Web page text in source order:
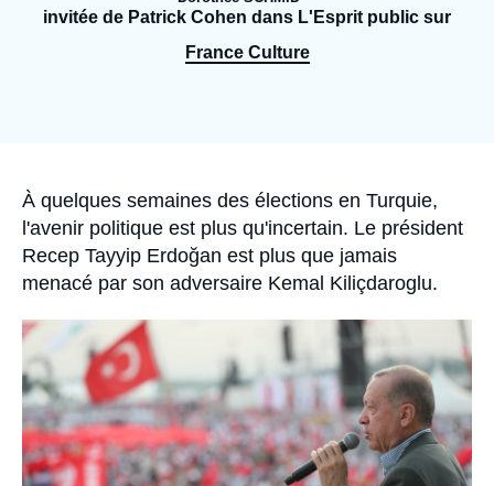
Se connecter
invitée de Patrick Cohen dans L'Esprit public sur
France Culture
Accroche
À quelques semaines des élections en Turquie,
l'avenir politique est plus qu'incertain. Le président
Recep Tayyip Erdoğan est plus que jamais
menacé par son adversaire Kemal Kiliçdaroglu.
Image
principale
médiatique